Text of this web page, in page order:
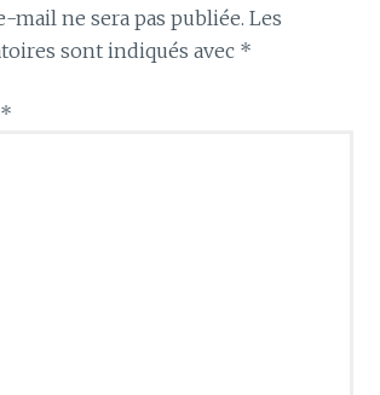
mail ne sera pas publiée. Les
sont indiqués avec *
*